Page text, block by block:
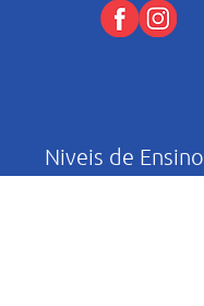
Niveis de Ensino